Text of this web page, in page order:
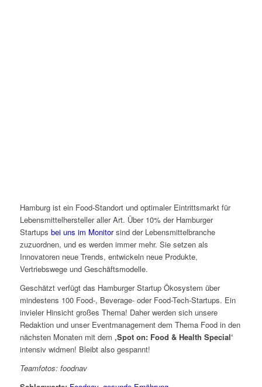
Hamburg ist ein Food-Standort und optimaler Eintrittsmarkt für
Lebensmittelhersteller aller Art. Über 10% der Hamburger
Startups bei uns im Monitorsind der Lebensmittelbranche
zuzuordnen, und es werden immer mehr. Sie setzen als
Innovatoren neue Trends, entwickeln neue Produkte,
Vertriebswege und Geschäftsmodelle.
Geschätzt verfügt das Hamburger Startup Ökosystem über
mindestens 100 Food-, Beverage- oder Food-Tech-Startups. Ein
invieler Hinsicht großes Thema! Daher werden sich unsere
Redaktion und unser Eventmanagement dem Thema Food in den
nächsten Monaten mit dem ‚Spot on: Food & Health Special‘
intensiv widmen! Bleibt also gespannt!
Teamfotos: foodnav